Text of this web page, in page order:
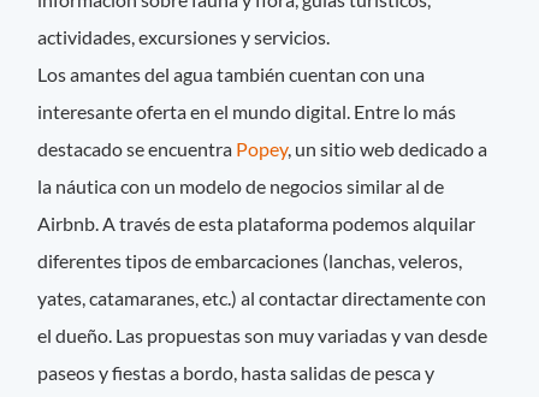
actividades, excursiones y servicios.
Los amantes del agua también cuentan con una
interesante oferta en el mundo digital. Entre lo más
destacado se encuentra Popey, un sitio web dedicado a
la náutica con un modelo de negocios similar al de
Airbnb. A través de esta plataforma podemos alquilar
diferentes tipos de embarcaciones (lanchas, veleros,
yates, catamaranes, etc.) al contactar directamente con
el dueño. Las propuestas son muy variadas y van desde
paseos y fiestas a bordo, hasta salidas de pesca y